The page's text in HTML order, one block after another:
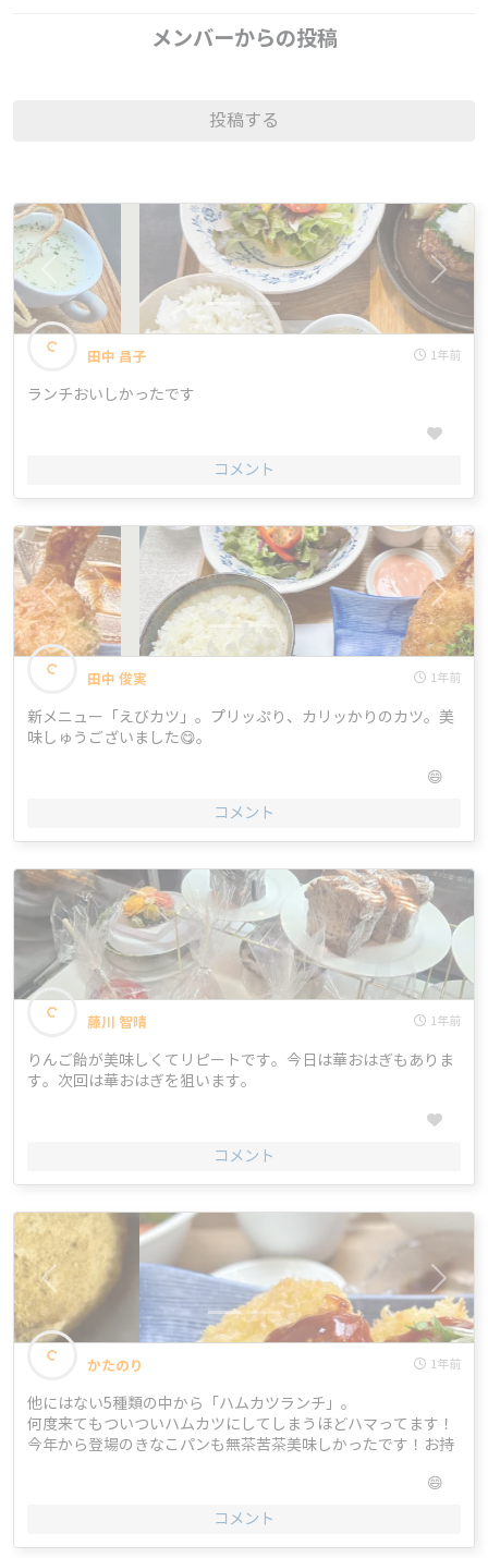
メンバーからの投稿
投稿する
>
田中 昌子 1年前
ランチおいしかったです
コメント
< >
田中 俊実 1年前
新メニュー「えびカツ」。プリッぷり、カリッかりのカツ。美
味しゅうございました😋。
😄
コメント
藤川 智晴 1年前
りんご飴が美味しくてリピートです。今日は華おはぎもありま
す。次回は華おはぎを狙います。
コメント
< >
かたのり 1年前
他にはない5種類の中から「ハムカツランチ」。
何度来てもついついハムカツにしてしまうほどハマってます！
今年から登場のきなこパンも無茶苦茶美味しかったです！お持
😄
コメント